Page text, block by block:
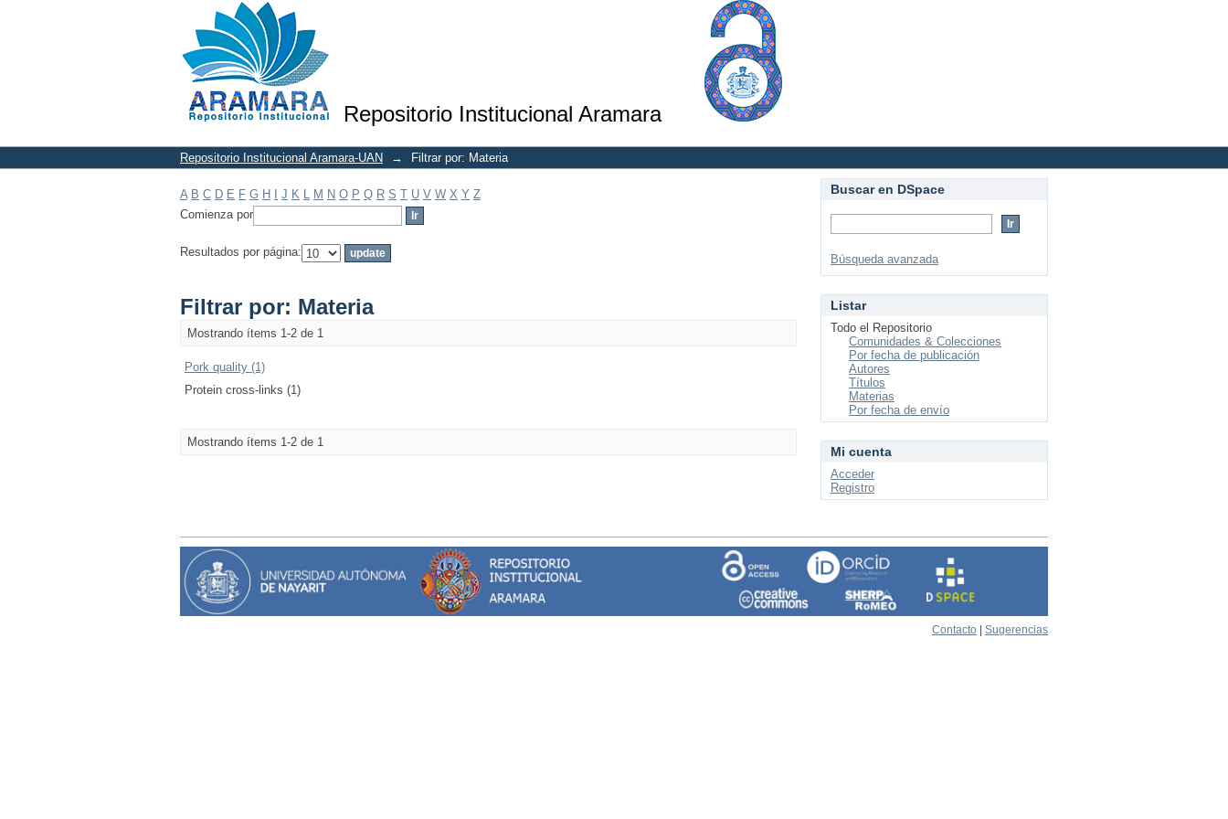
Repositorio Institucional Aramara
Filtrar por: Materia
Repositorio Institucional Aramara-UAN → Filtrar por: Materia
A B C D E F G H J K L M N O P Q R S T U V W X Y Z
Comienza por
Resultados por página:
Filtrar por: Materia
Mostrando ítems 1-2 de 1
Pork quality (1)
Protein cross-links (1)
Mostrando ítems 1-2 de 1
Buscar en DSpace
Búsqueda avanzada
Listar
Todo el Repositorio
Comunidades & Colecciones
Por fecha de publicación
Autores
Títulos
Materias
Por fecha de envío
Mi cuenta
Acceder
Registro
Contacto Sugerencias